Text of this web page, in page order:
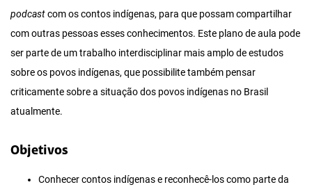
podcastcom os contos indígenas, para que possam compartilhar
com outras pessoas esses conhecimentos. Este plano de aula pode
ser parte de um trabalho interdisciplinar mais amplo de estudos
sobre os povos indígenas, que possibilite também pensar
criticamente sobre a situação dos povos indígenas no Brasil
atualmente.
Objetivos
Conhecer contos indígenas e reconhecê-los como parte da